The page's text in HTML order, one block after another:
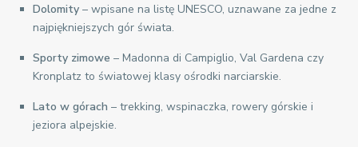
Dolomity – wpisane na listę UNESCO, uznawane za jedne z
najpiękniejszych gór świata.
Sporty zimowe – Madonna di Campiglio, Val Gardena czy
Kronplatz to światowej klasy ośrodki narciarskie.
Lato w górach – trekking, wspinaczka, rowery górskie i
jeziora alpejskie.